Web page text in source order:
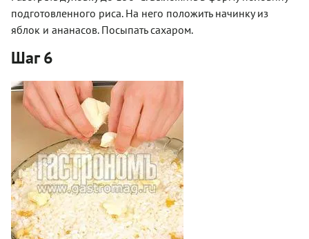
подготовленного риса. На него положить начинку из
яблок и ананасов. Посыпать сахаром.
Шаг 6